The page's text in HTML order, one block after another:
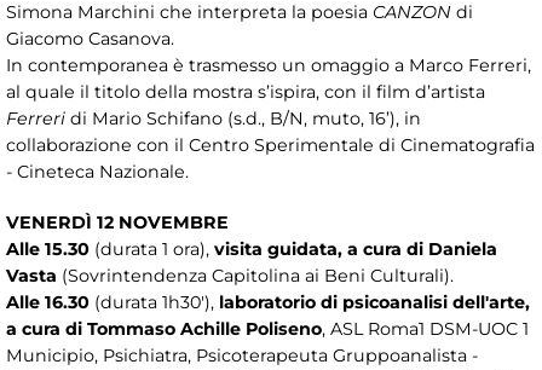
Simona Marchini che interpreta la poesia CANZON di
Giacomo Casanova.
In contemporanea è trasmesso un omaggio a Marco Ferreri,
al quale il titolo della mostra s’ispira, con il film d’artista
Ferreri di Mario Schifano (s.d., B/N, muto, 16’), in
collaborazione con il Centro Sperimentale di Cinematografia
- Cineteca Nazionale.
VENERDÌ 12 NOVEMBRE
Alle 15.30 (durata 1 ora), visita guidata, a cura di Daniela
Vasta (Sovrintendenza Capitolina ai Beni Culturali).
Alle 16.30 (durata 1h30'), laboratorio di psicoanalisi dell'arte,
a cura di Tommaso Achille Poliseno, ASL Roma1 DSM-UOC 1
Municipio, Psichiatra, Psicoterapeuta Gruppoanalista -